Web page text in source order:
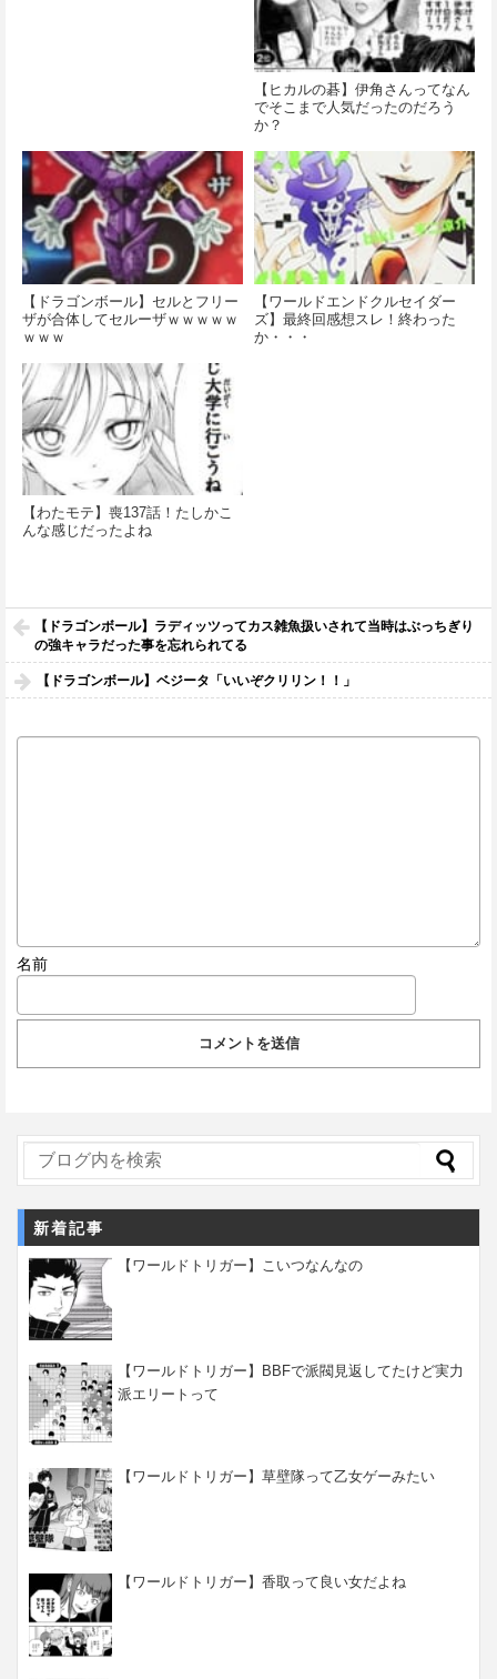
【ヒカルの碁】伊角さんってなん
でそこまで人気だったのだろう
か？
【ドラゴンボール】セルとフリー
ザが合体してセルーザｗｗｗｗｗ
ｗｗｗ
【ワールドエンドクルセイダー
ズ】最終回感想スレ！終わった
か・・・
【わたモテ】喪137話！たしかこ
んな感じだったよね
【ドラゴンボール】ラディッツってカス雑魚扱いされて当時はぶっちぎり
の強キャラだった事を忘れられてる
【ドラゴンボール】ベジータ「いいぞクリリン！！」
名前
新着記事
【ワールドトリガー】こいつなんなの
【ワールドトリガー】BBFで派閥見返してたけど実力
派エリートって
【ワールドトリガー】草壁隊って乙女ゲーみたい
【ワールドトリガー】香取って良い女だよね